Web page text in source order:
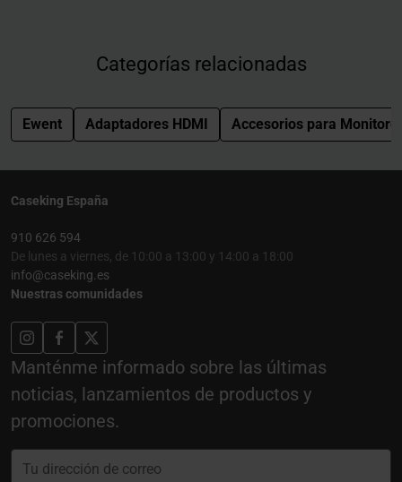
Categorías relacionadas
Ewent Adaptadores HDMI Accesorios para
Caseking España
910 626 594
De lunes a viernes, de 10:00 a 13:00 y 14:00 a 18:00
info@caseking.es
Nuestras comunidades
Manténme informado sobre las últimas
noticias, lanzamientos de productos y
promociones.